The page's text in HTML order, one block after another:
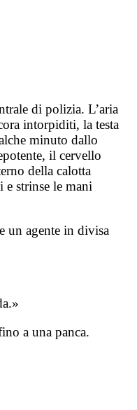
di polizia. L’aria
intorpiditi, la testa
minuto dallo
il cervello
della calotta
e strinse le mani
un agente in divisa
a una panca.